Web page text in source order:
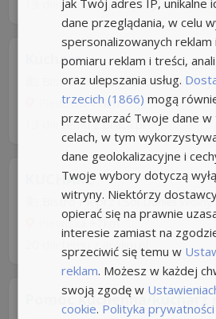
19 dni temu -Aplikuj szybko z
Kucharz
Bistro Pieprz i Sól Daniel Wolny
Plewiska+7km
13 dni temu zpraca.pl
KUCHARZ
Bistro Pieprz i Sól Daniel Wolny
Plewiska+7km
20 dni temu z
aplikuj.pl
Pomoc kuchenna/kucharz
dane przeglądania, w celu
spersonalizowanych reklam
pomiaru reklam i treści,
oraz ulepszania usług.
trzecich (1866) mogą
przetwarzać Twoje dane w
celach, w tym
dane geolokalizacyjne i
Twoje wybory dotyczą
witryny. Niektórzy
opierać się na prawnie
interesie zamiast na
sprzeciwić się temu w
reklam. Możesz w każdej
swoją zgodę w
cookie. Polityka prywatności